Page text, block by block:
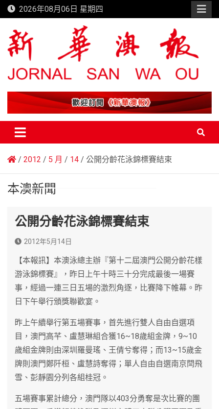
Skip
to
content
2026年08月06日 星期四
新華澳報
2012 5 月 14 公開分齡花泳錦標賽結束
本澳新聞
公開分齡花泳錦標賽結束
2012年5月14日
【本報訊】本澳泳總主辦『第十二屆澳門公開分齡花樣
游泳錦標賽』，昨日上午十時三十分完成最後一場賽
事，經過一連三日五場的激烈角逐，比賽降下帷幕。昨
日下午舉行頒獎聯歡宴。
昨上午續舉行第五場賽事，首先進行雙人自由自選項
目，澳門高芊、盧慧琳組合獲16~18歲組金牌，9~10
歲組金牌則由深圳羅曼瑤、王倩兮奪得；而13~15歲金
牌則澳門鄭阡桓、盧慧詩奪得；單人自由自選南京閆飛
雪、彭靜園分列各組桂冠。
五場賽事累計總分，澳門隊以403分勇奪是次比賽的團